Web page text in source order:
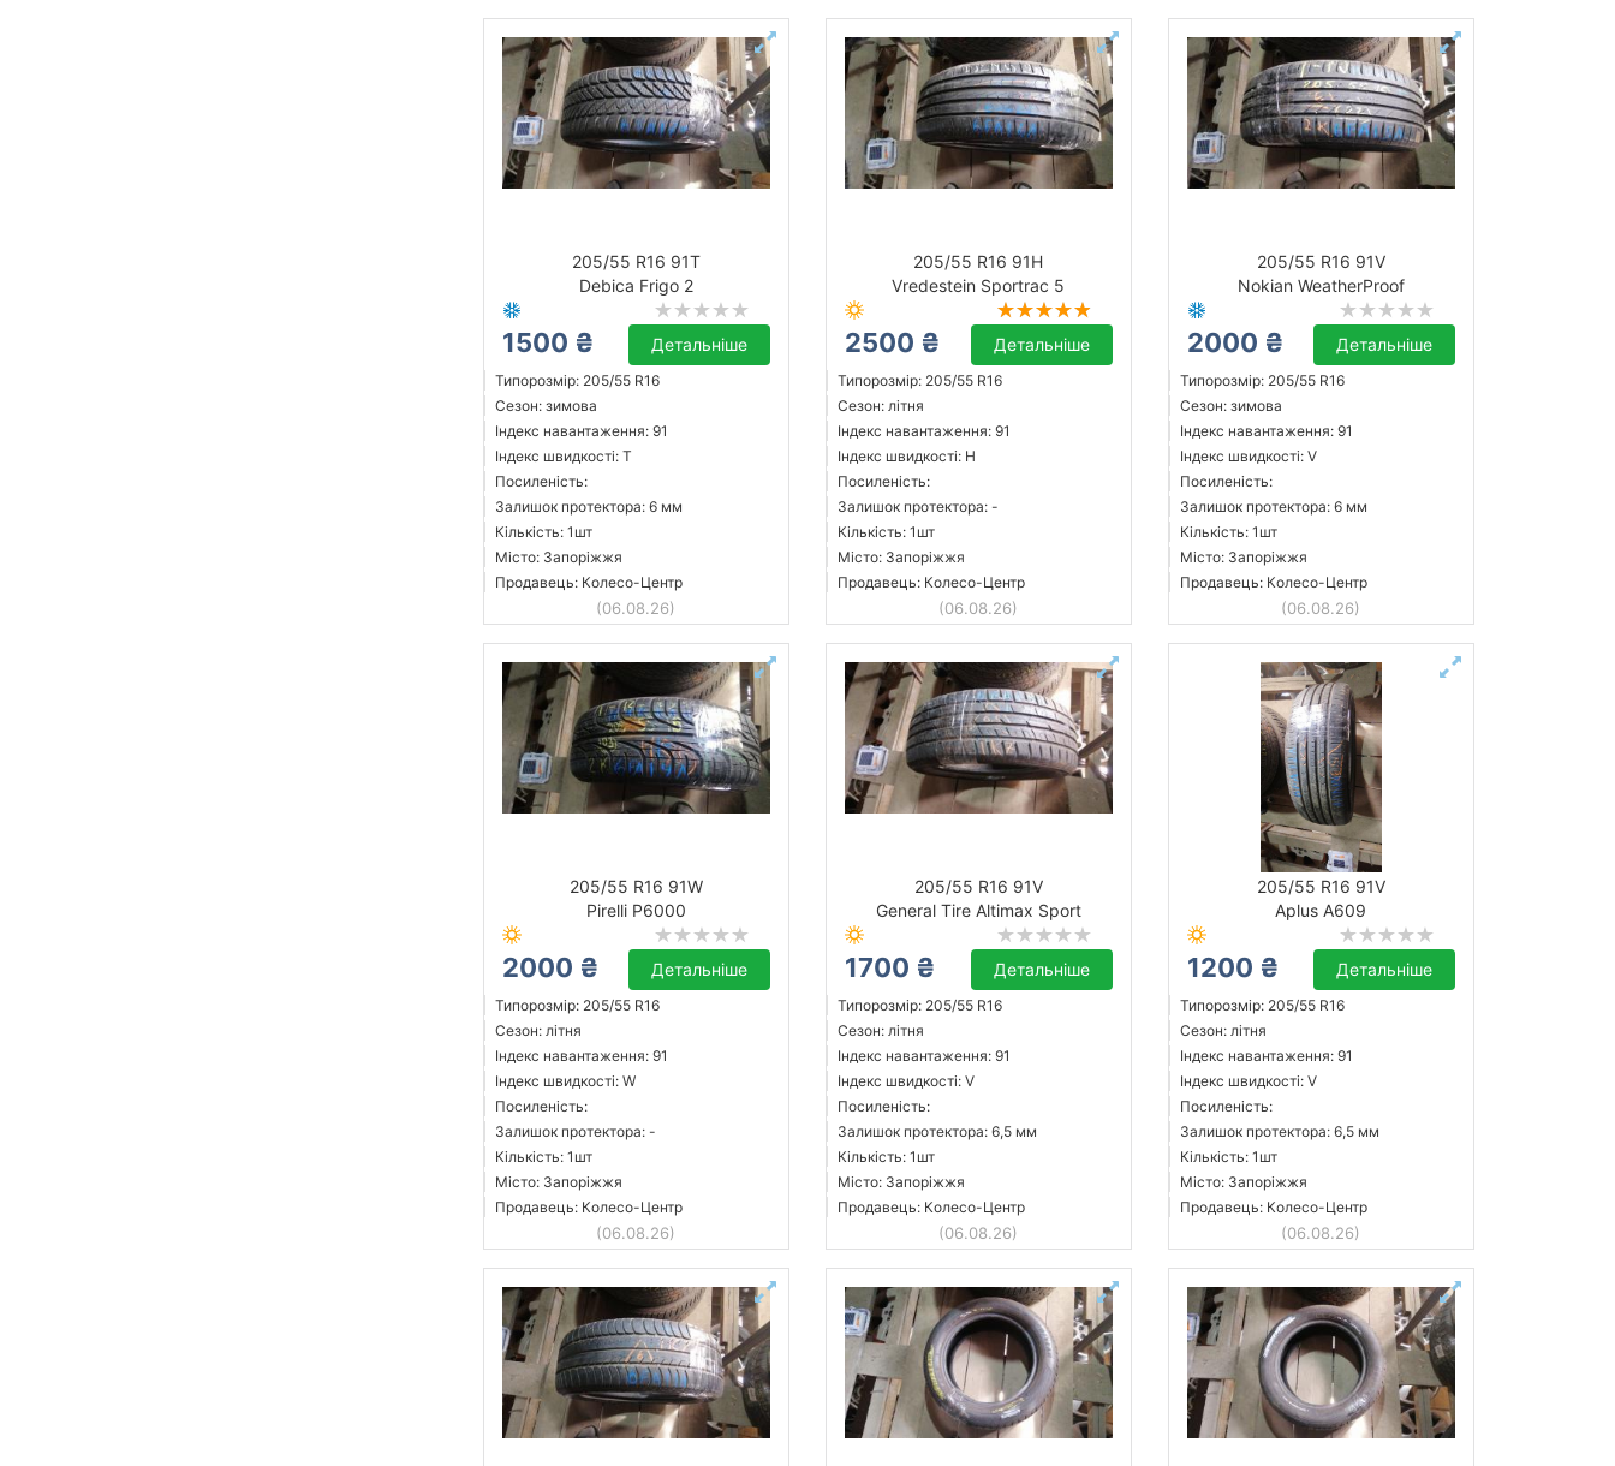
205/55 R16 91T
Debica Frigo 2
1500 ₴ Детальніше
Типорозмір: 205/55 R16
Сезон: зимова
Індекс навантаження: 91
Індекс швидкості: T
Посиленість:
Залишок протектора: 6 мм
Кількість: 1шт
Місто: Запоріжжя
Продавець: Колесо-Центр
(06.08.26)
205/55 R16 91H
Vredestein Sportrac 5
2500 ₴ Детальніше
Типорозмір: 205/55 R16
Сезон: літня
Індекс навантаження: 91
Індекс швидкості: H
Посиленість:
Залишок протектора: -
Кількість: 1шт
Місто: Запоріжжя
Продавець: Колесо-Центр
(06.08.26)
205/55 R16 91V
Nokian WeatherProof
2000 ₴ Детальніше
Типорозмір: 205/55 R16
Сезон: зимова
Індекс навантаження: 91
Індекс швидкості: V
Посиленість:
Залишок протектора: 6 мм
Кількість: 1шт
Місто: Запоріжжя
Продавець: Колесо-Центр
(06.08.26)
205/55 R16 91W
Pirelli P6000
2000 ₴ Детальніше
Типорозмір: 205/55 R16
Сезон: літня
Індекс навантаження: 91
Індекс швидкості: W
Посиленість:
Залишок протектора: -
Кількість: 1шт
Місто: Запоріжжя
Продавець: Колесо-Центр
(06.08.26)
205/55 R16 91V
General Tire Altimax Sport
1700 ₴ Детальніше
Типорозмір: 205/55 R16
Сезон: літня
Індекс навантаження: 91
Індекс швидкості: V
Посиленість:
Залишок протектора: 6,5 мм
Кількість: 1шт
Місто: Запоріжжя
Продавець: Колесо-Центр
(06.08.26)
205/55 R16 91V
Aplus A609
1200 ₴ Детальніше
Типорозмір: 205/55 R16
Сезон: літня
Індекс навантаження: 91
Індекс швидкості: V
Посиленість:
Залишок протектора: 6,5 мм
Кількість: 1шт
Місто: Запоріжжя
Продавець: Колесо-Центр
(06.08.26)